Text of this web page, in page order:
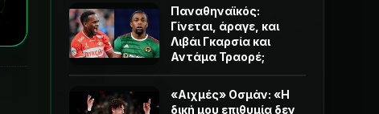
Παναθηναϊκός:
Γίνεται, άραγε, και
Λιβάι Γκαρσία και
Αντάμα Τραορέ;
«Αιχμές» Οσμάν: «Η
δική μου επιθυμία δεν